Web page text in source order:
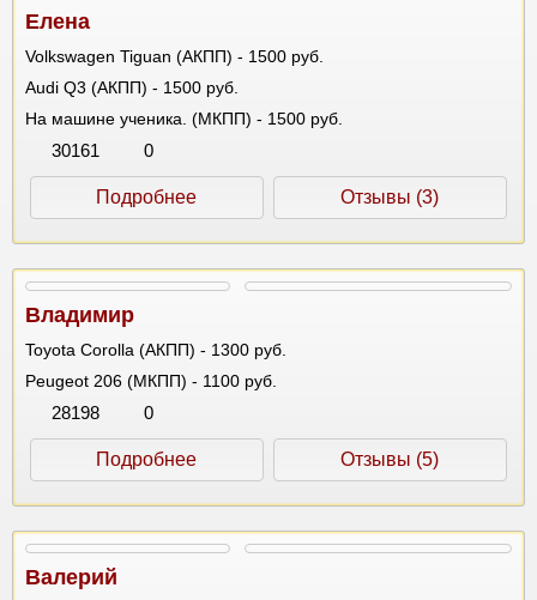
Елена
Volkswagen Tiguan (АКПП) - 1500 руб.
Audi Q3 (АКПП) - 1500 руб.
На машине ученика. (МКПП) - 1500 руб.
30161 0
Подробнее Отзывы (3)
Владимир
Toyota Corolla (АКПП) - 1300 руб.
Peugeot 206 (МКПП) - 1100 руб.
28198 0
Подробнее Отзывы (5)
Валерий